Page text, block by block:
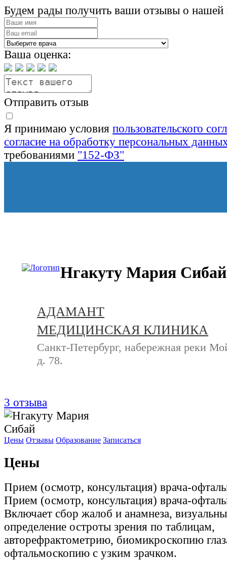
Будем рады получить ваши отзывы о нашей
Ваша оценка:
Отправить отзыв
Я принимаю условия пользовательского
согласие на обработку персональных
требованиями "152-ФЗ"
АДАМАНТ
МЕДИЦИНСКАЯ КЛИНИКА
Санкт-Петербург, набережная реки
д. 78.
Нгакуту Мария Сибай
3 отзыва
Цены Отзывы Образование Записаться
Цены
Прием (осмотр, консультация) врача-
Прием (осмотр, консультация) врача-
Включает сбор жалоб и анамнеза,
определение остроты зрения по таблицам,
авторефрактометрию, биомикроскопию
офтальмоскопию с узким зрачком.